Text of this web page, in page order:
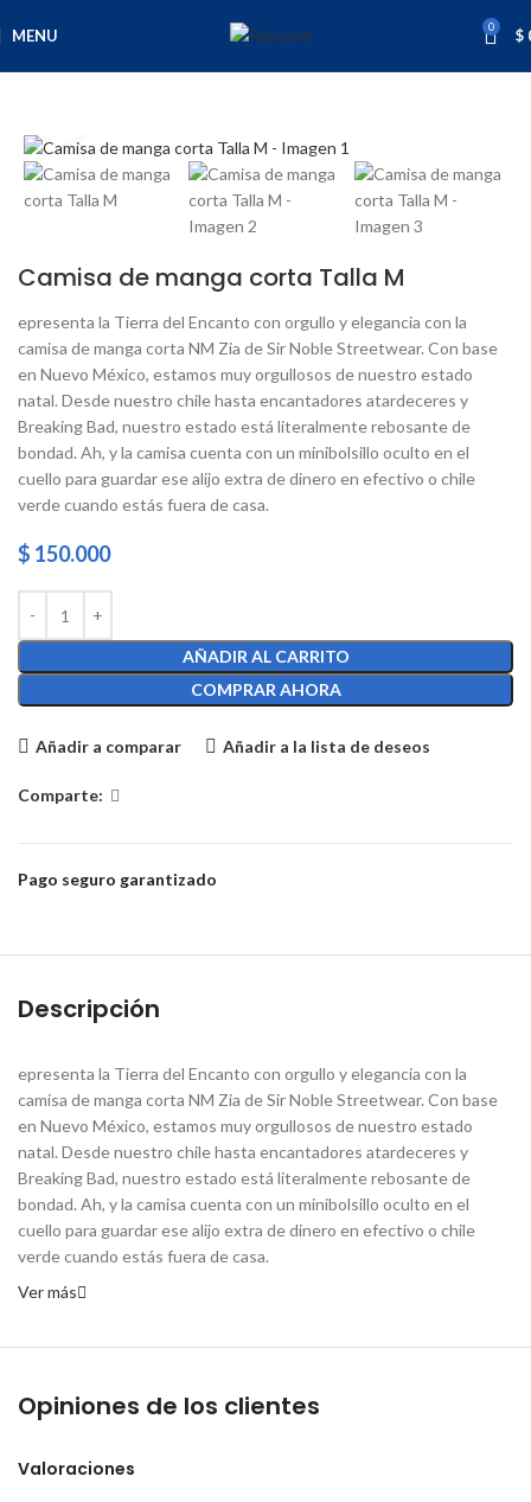
MENU 0 $
Camisa de manga corta Talla M
epresenta la Tierra del Encanto con orgullo y elegancia con la
camisa de manga corta NM Zia de Sir Noble Streetwear. Con base
en Nuevo México, estamos muy orgullosos de nuestro estado
natal. Desde nuestro chile hasta encantadores atardeceres y
Breaking Bad, nuestro estado está literalmente rebosante de
bondad. Ah, y la camisa cuenta con un minibolsillo oculto en el
cuello para guardar ese alijo extra de dinero en efectivo o chile
verde cuando estás fuera de casa.
$ 150.000
AÑADIR AL CARRITO
COMPRAR AHORA
Añadir a comparar Añadir a la lista de deseos
Comparte:
Pago seguro garantizado
Descripción
epresenta la Tierra del Encanto con orgullo y elegancia con la
camisa de manga corta NM Zia de Sir Noble Streetwear. Con base
en Nuevo México, estamos muy orgullosos de nuestro estado
natal. Desde nuestro chile hasta encantadores atardeceres y
Breaking Bad, nuestro estado está literalmente rebosante de
bondad. Ah, y la camisa cuenta con un minibolsillo oculto en el
cuello para guardar ese alijo extra de dinero en efectivo o chile
verde cuando estás fuera de casa.
Ver más
Opiniones de los clientes
Valoraciones